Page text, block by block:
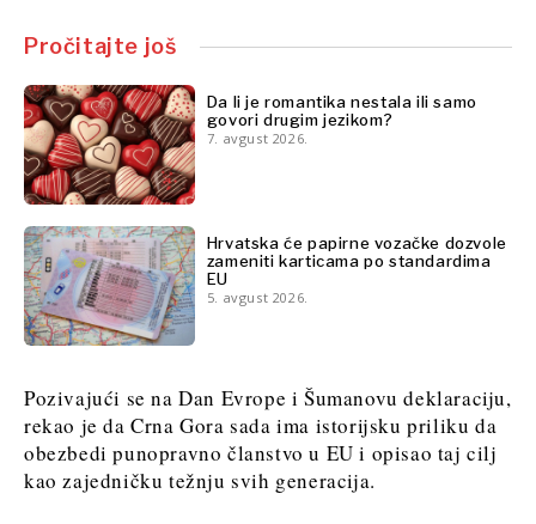
Pročitajte još
Da li je romantika nestala ili samo
govori drugim jezikom?
7. avgust 2026.
Hrvatska će papirne vozačke dozvole
zameniti karticama po standardima
EU
5. avgust 2026.
Pozivajući se na Dan Evrope i Šumanovu deklaraciju,
rekao je da Crna Gora sada ima istorijsku priliku da
obezbedi punopravno članstvo u EU i opisao taj cilj
kao zajedničku težnju svih generacija.